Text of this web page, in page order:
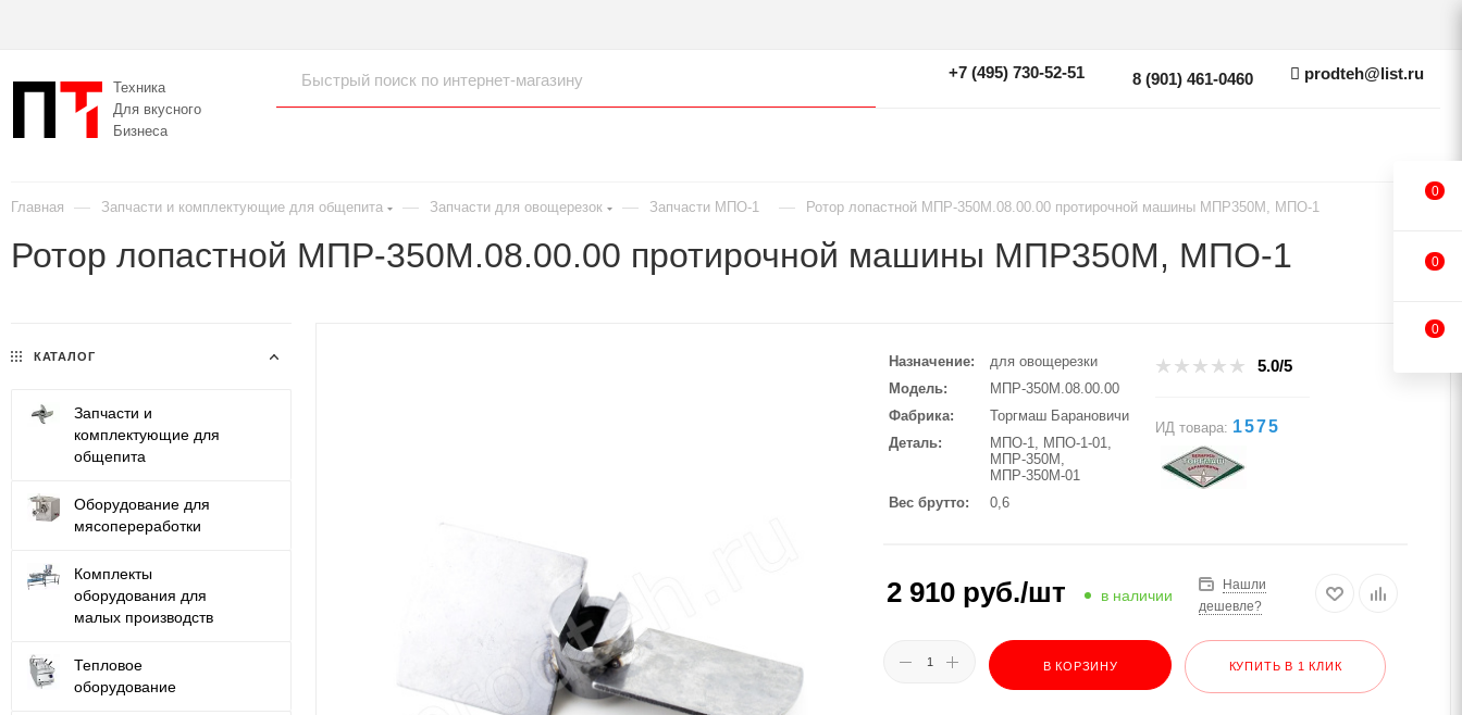
Техника
Для вкусного
Бизнеса
+7 (495) 730-52-51 8 (901) 461-0460 prodteh@list.ru
Главная — Запчасти и комплектующие для общепита — Запчасти для овощерезок — Запчасти МПО-1 — Ротор лопастной МПР-350М.08.00.00 протирочной машины МПР350М, МПО-1
Ротор лопастной МПР-350М.08.00.00 протирочной машины МПР350М, МПО-1
Назначение
для овощерезки
Модель
МПР-350М.08.00.00
Фабрика
Торгмаш Барановичи
Деталь
МПО-1, МПО-1-01,
МПР-350М,
МПР-350М-01
Вес брутто
0,6
5.0/5
ИД товара: 1575
2 910 руб./шт в наличии
Нашли
дешевле?
В КОРЗИНУ КУПИТЬ В 1 КЛИК
КАТАЛОГ
Запчасти и
комплектующие для
общепита
Оборудование для
мясопереработки
Комплекты
оборудования для
малых производств
Тепловое
оборудование
0
0
0